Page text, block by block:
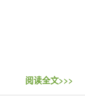
阅读全文>>>